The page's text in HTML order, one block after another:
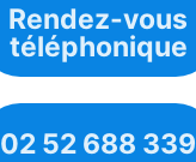
Rendez-vous
téléphonique
02 52 688 339